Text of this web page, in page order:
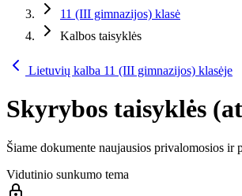
11 (III gimnazijos) klasė
Kalbos taisyklės
Lietuvių kalba 11 (III gimnazijos) klasėje
Skyrybos taisyklės
Šiame dokumente naujausios privalomosios
Vidutinio sunkumo tema